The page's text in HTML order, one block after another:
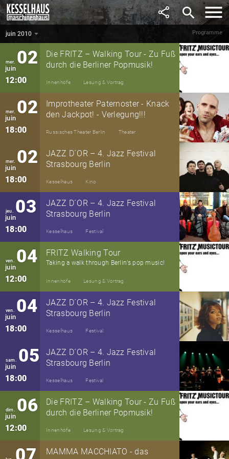
search
Programme
12:00 Innenhöfe Lesung & Vortrag
juin 2010
mer. 02
juin
12:00
Die FRITZ – Walking Tour - Zu Fuß
durch die Berliner Popmusik!
Innenhöfe Lesung & Vortrag
mer. 02
juin
18:00
Improtheater Paternoster - Knack
den Jackpot! - Verlegung!!!
Russisches Theater Berlin Theater
mer. 02
juin
18:00
JAZZ D´OR – 4. Jazz Festival
Strasbourg Berlin
Kesselhaus Kino
jeu. 03
juin
18:00
JAZZ D´OR – 4. Jazz Festival
Strasbourg Berlin
Kesselhaus Festival
ven. 04
juin
12:00
FRITZ Walking Tour
Taking a walk through Berlin’s pop music!
Innenhöfe Lesung & Vortrag
ven. 04
juin
18:00
JAZZ D´OR – 4. Jazz Festival
Strasbourg Berlin
Kesselhaus Festival
sam. 05
juin
18:00
JAZZ D´OR – 4. Jazz Festival
Strasbourg Berlin
Kesselhaus Festival
dim. 06
juin
12:00
Die FRITZ – Walking Tour - Zu Fuß
durch die Berliner Popmusik!
Innenhöfe Lesung & Vortrag
MAMMA MACCHIATO - das
juin 2010 ▼